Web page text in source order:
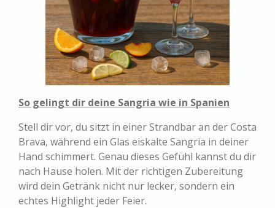
So gelingt dir deine Sangria wie in Spanien
Stell dir vor, du sitzt in einer Strandbar an der Costa
Brava, während ein Glas eiskalte Sangria in deiner
Hand schimmert. Genau dieses Gefühl kannst du dir
nach Hause holen. Mit der richtigen Zubereitung
wird dein Getränk nicht nur lecker, sondern ein
echtes Highlight jeder Feier.